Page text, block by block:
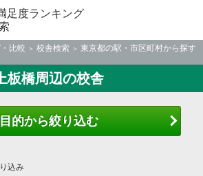
足度ランキング
比較 校舎検索
東京都の駅・市区町村から探す
板橋周辺の校舎
目的から絞り込む
込み